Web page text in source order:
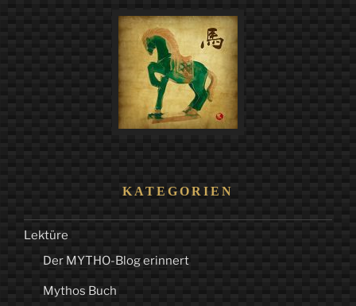
KATEGORIEN
Lektüre
Der MYTHO-Blog erinnert
Mythos Buch